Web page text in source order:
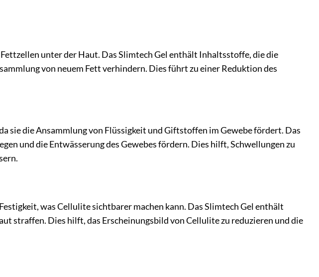
unter der Haut. Das Slimtech Gel enthält Inhaltsstoffe, die die
von neuem Fett verhindern. Dies führt zu einer Reduktion des
sie die Ansammlung von Flüssigkeit und Giftstoffen im Gewebe fördert. Das
und die Entwässerung des Gewebes fördern. Dies hilft, Schwellungen zu
was Cellulite sichtbarer machen kann. Das Slimtech Gel enthält
straffen. Dies hilft, das Erscheinungsbild von Cellulite zu reduzieren und die